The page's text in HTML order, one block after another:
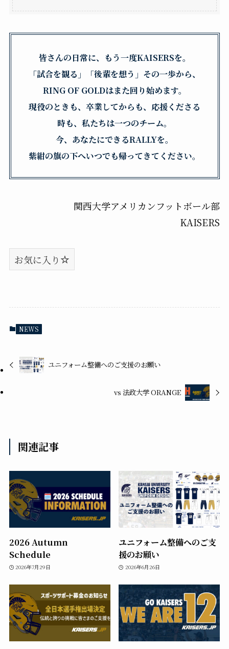
皆さんの日常に、もう一度KAISERSを。
「試合を観る」「後輩を想う」その一歩から、
RING OF GOLDはまた回り始めます。
現役のときも、卒業してからも、応援くださる
時も、私たちは一つのチーム。
今、あなたにできるRALLYを。
紫紺の旗の下へいつでも帰ってきてください。
関西大学アメリカンフットボール部
KAISERS
お気に入り
NEWS
ユニフォーム整備へのご支援のお願い
vs 法政大学 ORANGE
関連記事
2026 Autumn
Schedule
2026年7月29日
ユニフォーム整備へのご支
援のお願い
2026年6月26日